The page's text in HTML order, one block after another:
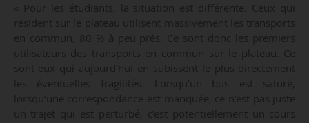
« Pour les étudiants, la situation est différente. Ceux qui
résident sur le plateau utilisent massivement les transports
en commun, 80 % à peu près. Ce sont donc les premiers
utilisateurs des transports en commun sur le plateau. Ce
sont eux qui aujourd’hui en subissent le plus directement
les éventuelles fragilités. Lorsqu’un bus est saturé,
lorsqu’une correspondance est manquée, ce n’est pas juste
un trajet qui est perturbé, c’est potentiellement un cours